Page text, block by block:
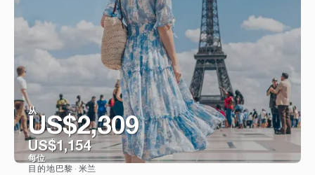
从
US$2,309
US$1,154
每位
目的地 巴黎 · 米兰